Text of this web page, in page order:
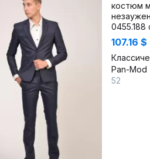
107.16 $
Pan-Mod
52